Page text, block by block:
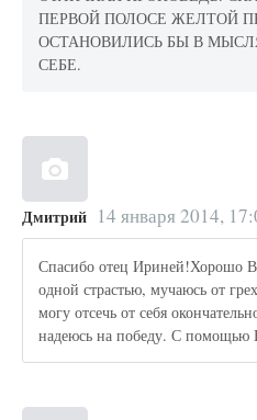
ПЕРВОЙ ПОЛОСЕ ЖЕЛТОЙ
ОСТАНОВИЛИСЬ БЫ В
СЕБЕ.
Дмитрий 14 января 2014,
Спасибо отец Ириней!Хорошо
одной страстью, мучаюсь от
могу отсечь от себя
надеюсь на победу. С помощью